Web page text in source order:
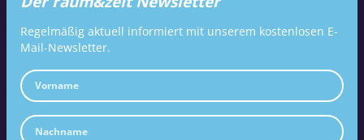
Regelmäßig aktuell informiert mit unserem kostenlosen E-
Mail-Newsletter.